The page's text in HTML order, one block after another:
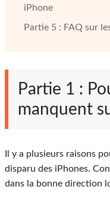
iPhone
Partie 5 : FAQ sur
Partie 1 :
manquent
Il y a plusieurs raisons
disparu des iPhones.
dans la bonne direction